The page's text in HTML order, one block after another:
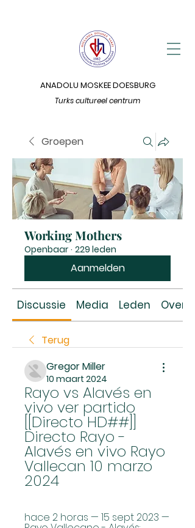
Turks cultureel centrum
ANADOLU MOSKEE DOESBURG
Groepen
Working Mothers
Openbaar · 229 leden
Aanmelden
Discussie Media Leden Over
Terug
Gregor Miller
10 maart 2024
Rayo vs Alavés en
vivo ver partido
[[Directo HD##]]
Directo Rayo -
Alavés en vivo Rayo
Vallecan 10 marzo
2024
hace 2 horas — 15 sept 2023 —